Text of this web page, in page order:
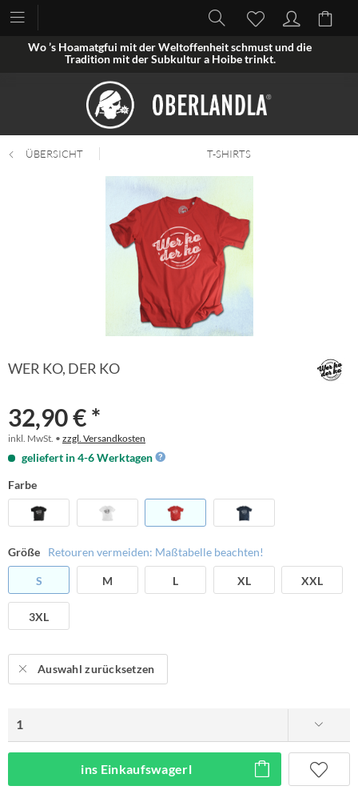
Wo ’s Hoamatgfui mit der Weltoffenheit schmust und die
Tradition mit der Subkultur a Hoibe trinkt.
ÜBERSICHT T-SHIRTS
WER KO, DER KO
32,90 € *
inkl. MwSt. • zzgl. Versandkosten
geliefert in 4-6 Werktagen
Farbe
Größe Retouren vermeiden: Maßtabelle beachten!
S M L XL XXL
3XL
Auswahl zurücksetzen
ins Einkaufswagerl